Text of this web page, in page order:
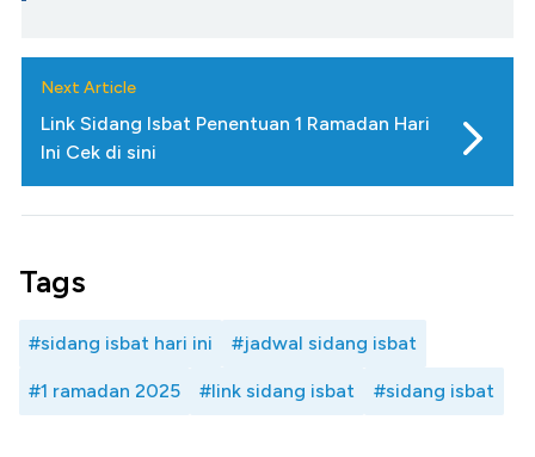
Next Article
Link Sidang Isbat Penentuan 1 Ramadan Hari
Ini Cek di sini
Tags
#sidang isbat hari ini #jadwal sidang isbat
#1 ramadan 2025 #link sidang isbat #sidang isbat